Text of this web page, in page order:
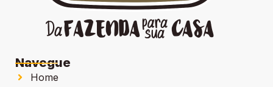
Navegue
Home